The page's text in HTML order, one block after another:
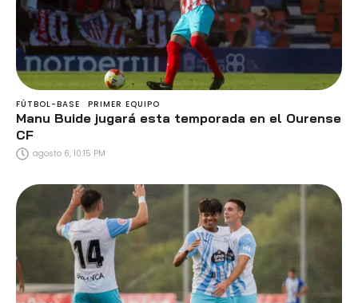
FÚTBOL-BASE PRIMER EQUIPO
Manu Buide jugará esta temporada en el Ourense
CF
agosto 6, 10:15 PM